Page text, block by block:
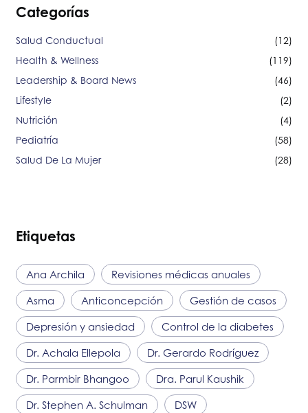
Categorías
Salud Conductual
(12)
Health & Wellness
(119)
Leadership & Board News
(46)
Lifestyle
(2)
Nutrición
(4)
Pediatría
(58)
Salud De La Mujer
(28)
Etiquetas
Ana Archila Revisiones médicas anuales
Asma Anticoncepción Gestión de casos
Depresión y ansiedad Control de la diabetes
Dr. Achala Ellepola Dr. Gerardo Rodríguez
Dr. Parmbir Bhangoo Dra. Parul Kaushik
Dr. Stephen A. Schulman DSW